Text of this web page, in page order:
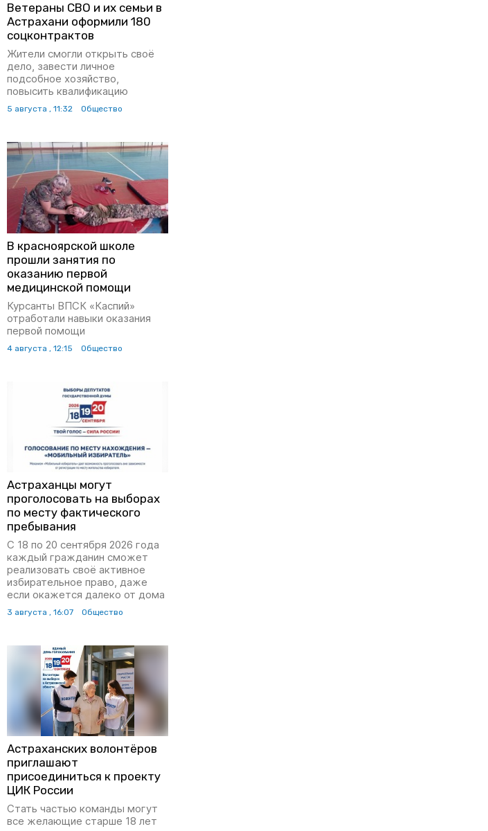
Ветераны СВО и их семьи в
Астрахани оформили 180
соцконтрактов
Жители смогли открыть своё
дело, завести личное
подсобное хозяйство,
повысить квалификацию
5 августа , 11:32 Общество
В красноярской школе
прошли занятия по
оказанию первой
медицинской помощи
Курсанты ВПСК «Каспий»
отработали навыки оказания
первой помощи
4 августа , 12:15 Общество
Астраханцы могут
проголосовать на выборах
по месту фактического
пребывания
С 18 по 20 сентября 2026 года
каждый гражданин сможет
реализовать своё активное
избирательное право, даже
если окажется далеко от дома
3 августа , 16:07 Общество
Астраханских волонтёров
приглашают
присоединиться к проекту
ЦИК России
Стать частью команды могут
все желающие старше 18 лет